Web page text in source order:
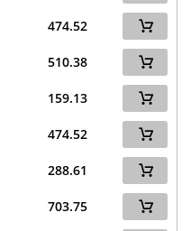
474.52
510.38
159.13
474.52
288.61
703.75